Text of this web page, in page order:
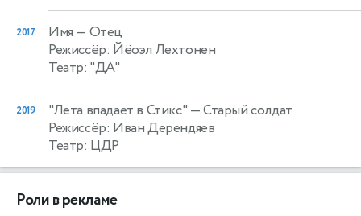
2017 Имя — Отец
Режиссёр: Йёоэл Лехтонен
Театр: "ДА"
2019 "Лета впадает в Стикс" — Старый солдат
Режиссёр: Иван Дерендяев
Театр: ЦДР
Роли в рекламе